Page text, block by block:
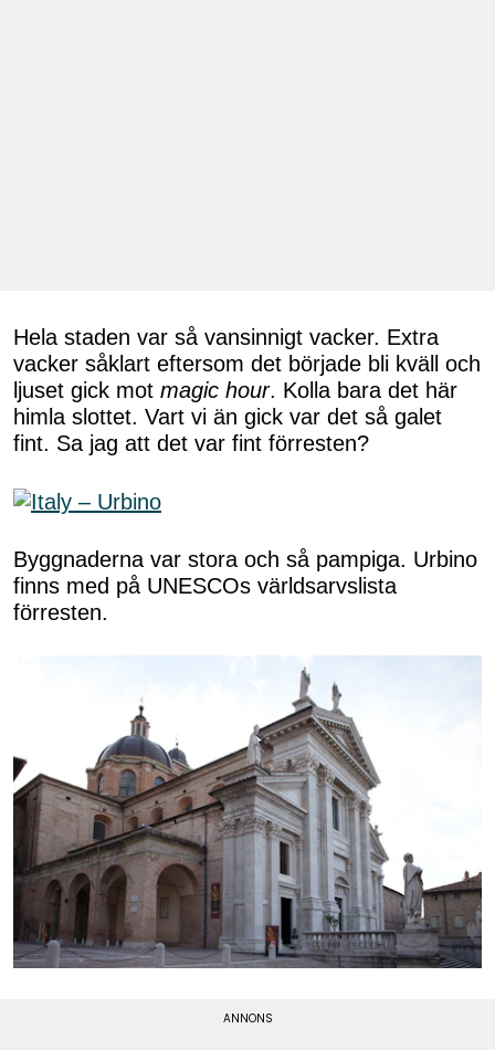
Hela staden var så vansinnigt vacker. Extra
vacker såklart eftersom det började bli kväll och
ljuset gick mot magic hour. Kolla bara det här
himla slottet. Vart vi än gick var det så galet
fint. Sa jag att det var fint förresten?
Byggnaderna var stora och så pampiga. Urbino
finns med på UNESCOs världsarvslista
förresten.